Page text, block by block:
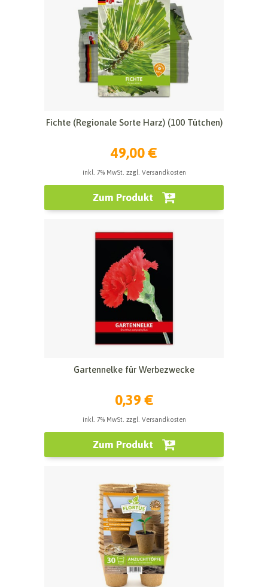
Fichte (Regionale Sorte Harz) (100 Tütchen)
49,00 €
inkl. 7% MwSt. zzgl. Versandkosten
Zum Produkt
Gartennelke für Werbezwecke
0,39 €
inkl. 7% MwSt. zzgl. Versandkosten
Zum Produkt